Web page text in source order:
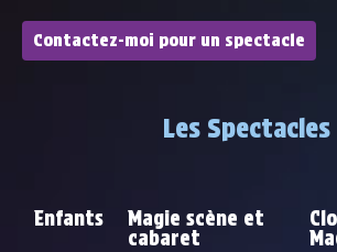
Contactez-moi pour un spectacle
Les Spectacles
Enfants
Magie scène et
cabaret